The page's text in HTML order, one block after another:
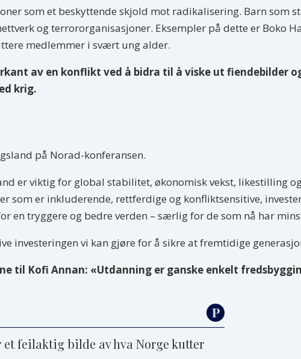
som et beskyttende skjold mot radikalisering. Barn som
og terrororganisasjoner. Eksempler på dette er Boko
medlemmer i svært ung alder.
av en konflikt ved å bidra til å viske ut fiendebilder
krig.
på Norad-konferansen.
er viktig for global stabilitet, økonomisk vekst, likestilling
som er inkluderende, rettferdige og konfliktsensitive,
en tryggere og bedre verden – særlig for de som nå har
investeringen vi kan gjøre for å sikre at fremtidige
til Kofi Annan: «Utdanning er ganske enkelt
feilaktig bilde av hva Norge kutter